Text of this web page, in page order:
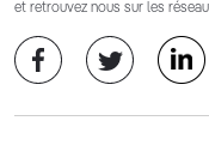
et retrouvez nous sur les